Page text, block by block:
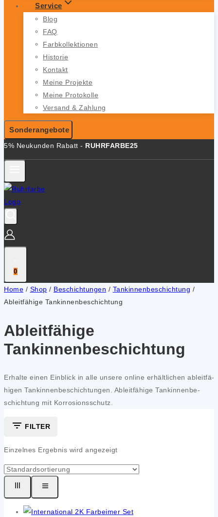
Service
Blog
FAQ
Farbkollektionen
Historie
Kontakt
Meine Projekte
Meine Protokolle
Versand & Zahlung
Sonderangebote
5% Neukunden Rabatt - RUHRFARBE25
0
Home / Shop / Beschichtungen / Tankinnenbeschichtung /
Ableitfähige Tankinnenbeschichtung
Ableitfähige
Tankinnenbeschichtung
Erhal­te einen Ein­blick in alle unse­re online erhält­li­chen ableit­fä­
hi­gen Tan­kin­nen­be­schich­tun­gen. Ableit­fä­hi­ge Tan­kin­nen­be­
schich­tung mit Kor­ro­si­ons­schutz.
FILTER
Einzelnes Ergebnis wird angezeigt